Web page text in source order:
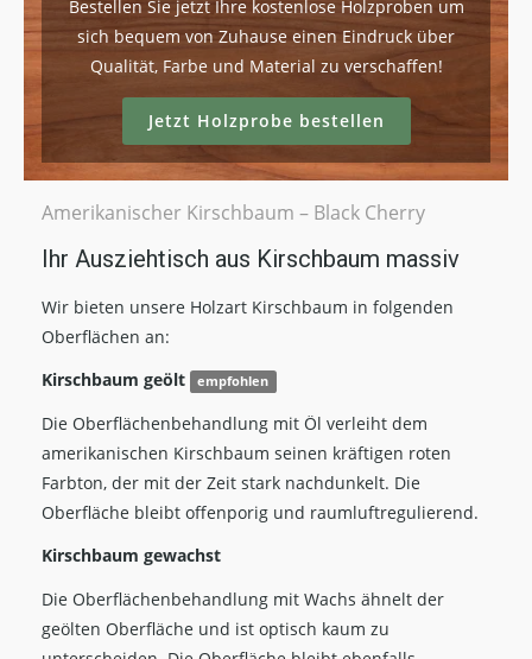
Bestellen Sie jetzt Ihre kostenlose Holzproben um
sich bequem von Zuhause einen Eindruck über
Qualität, Farbe und Material zu verschaffen!
Jetzt Holzprobe bestellen
Amerikanischer Kirschbaum – Black Cherry
Ihr Ausziehtisch aus Kirschbaum massiv
Wir bieten unsere Holzart Kirschbaum in folgenden
Oberflächen an:
Kirschbaum geölt
empfohlen
Die Oberflächenbehandlung mit Öl verleiht dem
amerikanischen Kirschbaum seinen kräftigen roten
Farbton, der mit der Zeit stark nachdunkelt. Die
Oberfläche bleibt offenporig und raumluftregulierend.
Kirschbaum gewachst
Die Oberflächenbehandlung mit Wachs ähnelt der
geölten Oberfläche und ist optisch kaum zu